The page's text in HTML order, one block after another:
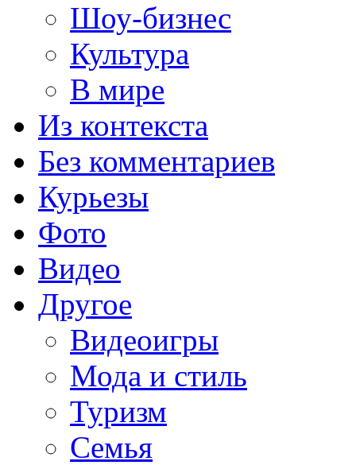
Шоу-бизнес
Культура
В мире
Из контекста
Без комментариев
Курьезы
Фото
Видео
Другое
Видеоигры
Мода и стиль
Туризм
Семья